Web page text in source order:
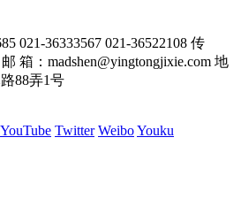
021-36333567 021-36522108 传
邮 箱：madshen@yingtongjixie.com 地
88弄1号
YouTube Twitter WeiboYouku